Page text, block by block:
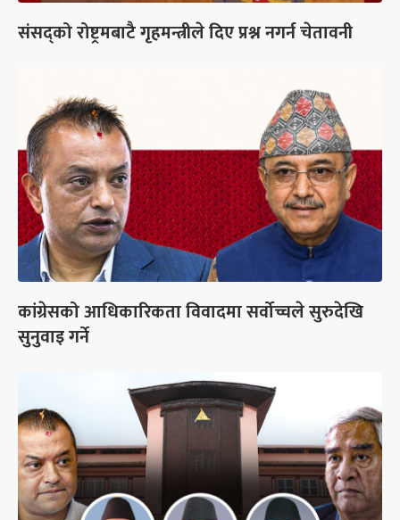
संसद्को रोष्ट्रमबाटै गृहमन्त्रीले दिए प्रश्न नगर्न चेतावनी
कांग्रेसको आधिकारिकता विवादमा सर्वोच्चले सुरुदेखि
सुनुवाइ गर्ने